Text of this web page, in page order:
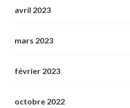
avril 2023
mars 2023
février 2023
octobre 2022